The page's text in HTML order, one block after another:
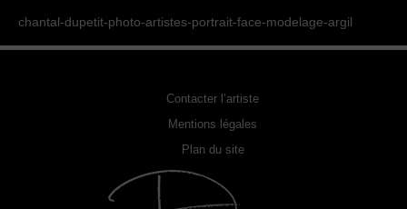
PHOTOS DE L’ARTISTE
chantal-dupetit-photo-artistes-portrait-face-modelage-argil
Contacter l’artiste
Mentions légales
Plan du site